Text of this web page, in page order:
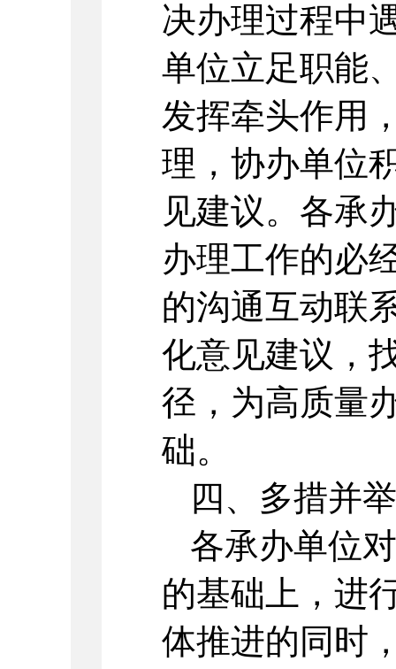
决办理过程中
单位立足职能
发挥牵头作用
理，协办单位
见建议。各承
办理工作的必
的沟通互动联
化意见建议，
径，为高质量
础。
四、多措并
各承办单位
的基础上，进
体推进的同时